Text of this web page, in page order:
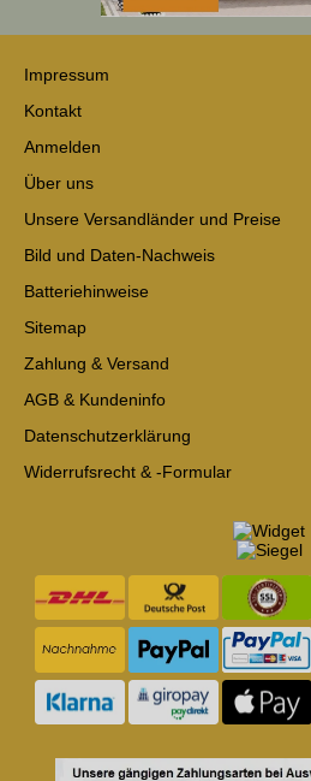
Impressum
Kontakt
Anmelden
Über uns
Unsere Versandländer und Preise
Bild und Daten-Nachweis
Batteriehinweise
Sitemap
Zahlung & Versand
AGB & Kundeninfo
Datenschutzerklärung
Widerrufsrecht & -Formular